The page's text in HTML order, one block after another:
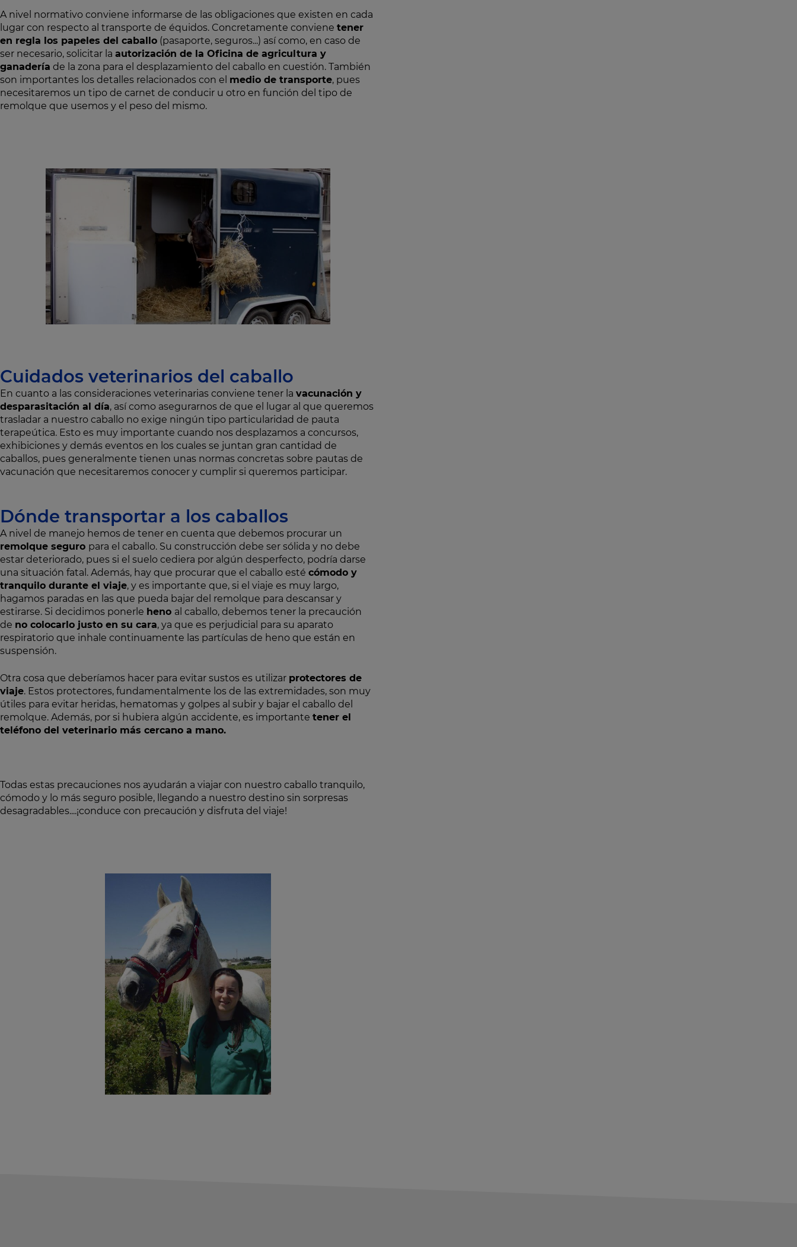
A nivel normativo conviene informarse de las obligaciones que existen en cada
lugar con respecto al transporte de équidos. Concretamente conviene tener
en regla los papeles del caballo (pasaporte, seguros...) así como, en caso de
ser necesario, solicitar la autorización de la Oficina de agricultura y
ganadería de la zona para el desplazamiento del caballo en cuestión. También
son importantes los detalles relacionados con el medio de transporte, pues
necesitaremos un tipo de carnet de conducir u otro en función del tipo de
remolque que usemos y el peso del mismo.
Cuidados veterinarios del caballo
En cuanto a las consideraciones veterinarias conviene tener la vacunación y
desparasitación al día, así como asegurarnos de que el lugar al que queremos
trasladar a nuestro caballo no exige ningún tipo particularidad de pauta
terapeútica. Esto es muy importante cuando nos desplazamos a concursos,
exhibiciones y demás eventos en los cuales se juntan gran cantidad de
caballos, pues generalmente tienen unas normas concretas sobre pautas de
vacunación que necesitaremos conocer y cumplir si queremos participar.
Dónde transportar a los caballos
A nivel de manejo hemos de tener en cuenta que debemos procurar un
remolque seguro para el caballo. Su construcción debe ser sólida y no debe
estar deteriorado, pues si el suelo cediera por algún desperfecto, podría darse
una situación fatal. Además, hay que procurar que el caballo esté cómodo y
tranquilo durante el viaje, y es importante que, si el viaje es muy largo,
hagamos paradas en las que pueda bajar del remolque para descansar y
estirarse. Si decidimos ponerle heno al caballo, debemos tener la precaución
de no colocarlo justo en su cara, ya que es perjudicial para su aparato
respiratorio que inhale continuamente las partículas de heno que están en
suspensión.
Otra cosa que deberíamos hacer para evitar sustos es utilizar protectores de
viaje. Estos protectores, fundamentalmente los de las extremidades, son muy
útiles para evitar heridas, hematomas y golpes al subir y bajar el caballo del
remolque. Además, por si hubiera algún accidente, es importante tener el
teléfono del veterinario más cercano a mano.
Todas estas precauciones nos ayudarán a viajar con nuestro caballo tranquilo,
cómodo y lo más seguro posible, llegando a nuestro destino sin sorpresas
desagradables....¡conduce con precaución y disfruta del viaje!